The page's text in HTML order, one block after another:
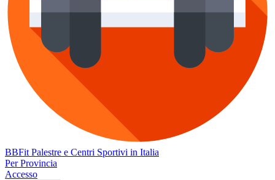
BBFit Palestre e Centri Sportivi in Italia
Per Provincia
Accesso